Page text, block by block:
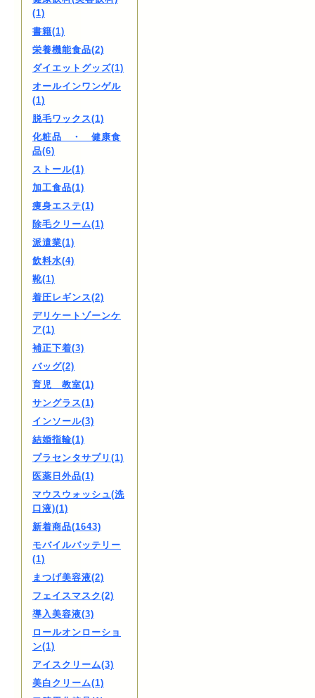
(1)
書籍(1)
栄養機能食品(2)
ダイエットグッズ(1)
オールインワンゲル
(1)
脱毛ワックス(1)
化粧品 ・ 健康食
品(6)
ストール(1)
加工食品(1)
痩身エステ(1)
除毛クリーム(1)
派遣業(1)
飲料水(4)
靴(1)
着圧レギンス(2)
デリケートゾーンケ
ア(1)
補正下着(3)
バッグ(2)
育児 教室(1)
サングラス(1)
インソール(3)
結婚指輪(1)
プラセンタサプリ(1)
医薬日外品(1)
マウスウォッシュ(洗
口液)(1)
新着商品(1643)
モバイルバッテリー
(1)
まつげ美容液(2)
フェイスマスク(2)
導入美容液(3)
ロールオンローショ
ン(1)
アイスクリーム(3)
美白クリーム(1)